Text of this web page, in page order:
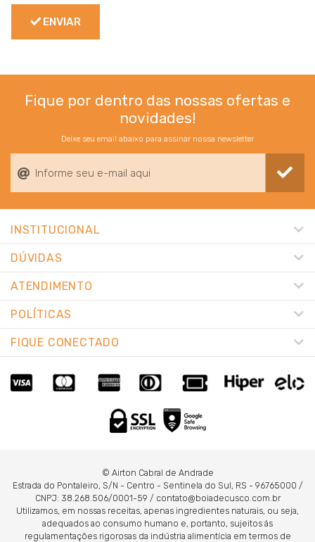
ENVIAR
Fique por dentro das nossas ofertas e
novidades!
Deixe seu email abaixo para assinar nossa newsletter
INSTITUCIONAL
DÚVIDAS
ATENDIMENTO
POLÍTICAS
FIQUE CONECTADO
© Airton Cabral de Andrade
Estrada do Pontaleiro, S/N - Centro - Sentinela do Sul, RS - 96765000 /
CNPJ: 38.268.506/0001-59 / contato@boiadecusco.com.br
Utilizamos, em nossas receitas, apenas ingredientes naturais, ou seja,
adequados ao consumo humano e, portanto, sujeitos às
regulamentações rigorosas da indústria alimentícia em termos de